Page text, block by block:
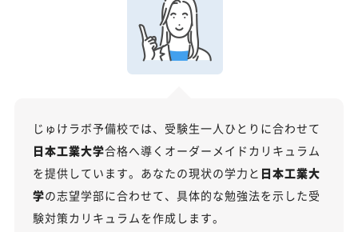
2026年度共通テストの総括：難関大志望者には厳しい戦
科目別分析と最新トレンド
日本工業大学の総合型選抜入試対策も万全
日本工業大学のキャンパス
「日本工業大学に受かる気がしない」とやる気をな
じゅけラボ予備校では、受験生一人ひとりに合わせて
日本工業大学合格へ導くオーダーメイドカリキュラム
を提供しています。あなたの現状の学力と 日本工業大
学の志望学部に合わせて、具体的な勉強法を示した受
験対策カリキュラムを作成します。